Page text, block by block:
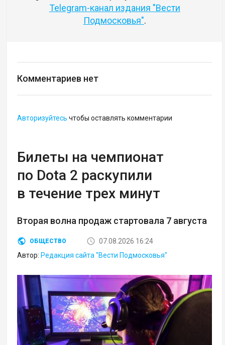
Telegram-канал издания "Вести
Подмосковья".
Комментариев нет
Авторизуйтесь чтобы оставлять комментарии
Билеты на чемпионат
по Dota 2 раскупили
в течение трех минут
Вторая волна продаж стартовала 7 августа
ОБЩЕСТВО
07.08.2026 16:24
Автор: Редакция сайта "Вести Подмосковья"